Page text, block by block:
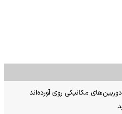
مکانیکی روی آورده‌اند